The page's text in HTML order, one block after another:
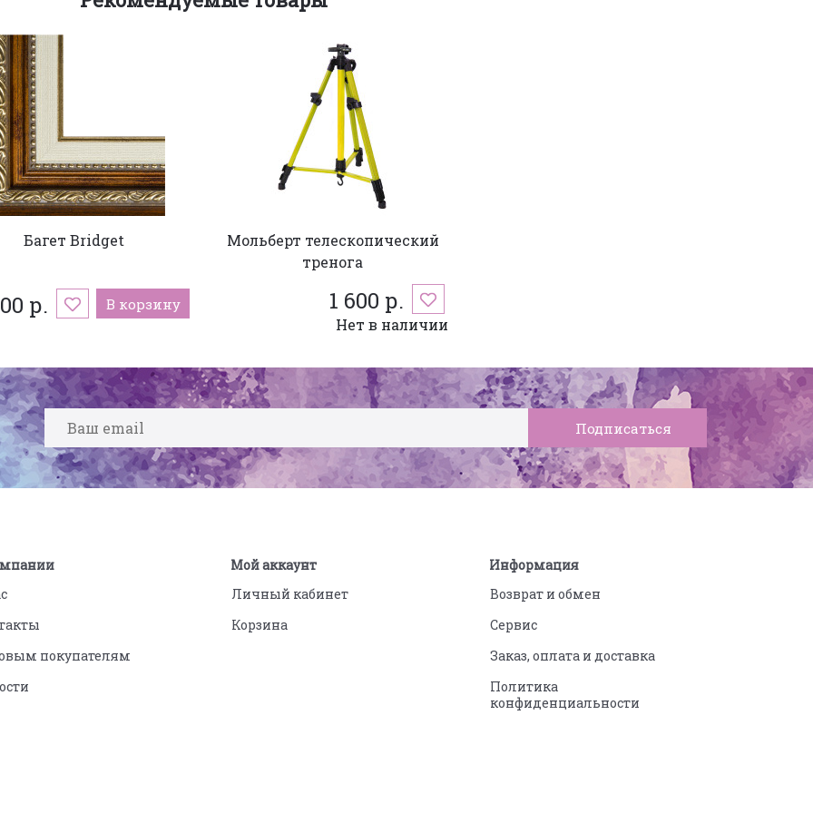
Багет Bridget
р. В корзину
Мольберт телескопический
тренога
1 600 р.
Нет в наличии
покупателям
Мой аккаунт
Личный кабинет
Корзина
Информация
Возврат и обмен
Сервис
Заказ, оплата и доставка
Политика
конфиденциальности